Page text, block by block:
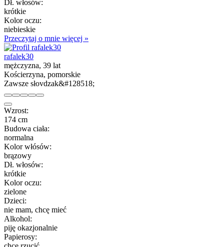
Dł. włosów:
krótkie
Kolor oczu:
niebieskie
Przeczytaj o mnie więcej »
rafalek30
mężczyzna, 39 lat
Kościerzyna, pomorskie
Zawsze słovdzak&#128518;
Wzrost:
174 cm
Budowa ciała:
normalna
Kolor włósów:
brązowy
Dł. włosów:
krótkie
Kolor oczu:
zielone
Dzieci:
nie mam, chcę mieć
Alkohol:
piję okazjonalnie
Papierosy: